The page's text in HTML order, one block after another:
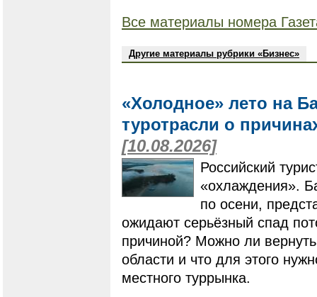
Все материалы номера
Другие материалы рубрики «Бизнес»
«Холодное» лето на
туротрасли о
[10.08.2026]
Российский
«охлаждения».
по осени,
ожидают серьёзный спад
причиной? Можно ли
области и что для этого
местного туррынка.